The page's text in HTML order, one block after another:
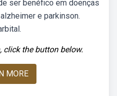
ser benéfico em doenças
e parkinson.
click the button below.
MORE